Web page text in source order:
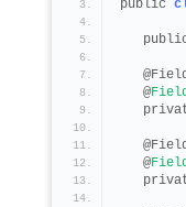
public
   @
   @